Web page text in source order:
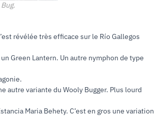
.
révélée très efficace sur le Río Gallegos
Green Lantern. Un autre nymphon de type
autre variante du Wooly Bugger. Plus lourd
Maria Behety. C’est en gros une variation